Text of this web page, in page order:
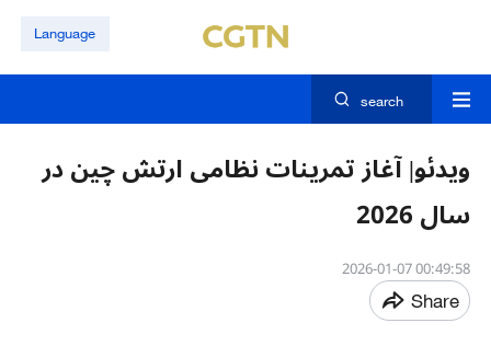
Language
search
ویدئو| آغاز تمرینات نظامی ارتش چین در
سال 2026
00:49:58 2026-01-07
Share